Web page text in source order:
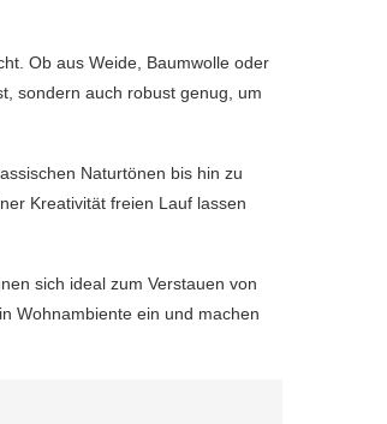
Ob aus Weide, Baumwolle oder
sondern auch robust genug, um
Naturtönen bis hin zu
Kreativität freien Lauf lassen
sich ideal zum Verstauen von
Wohnambiente ein und machen